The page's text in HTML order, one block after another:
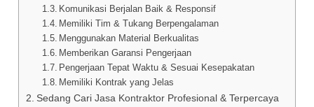
Komunikasi Berjalan Baik & Responsif
Memiliki Tim & Tukang Berpengalaman
Menggunakan Material Berkualitas
Memberikan Garansi Pengerjaan
Pengerjaan Tepat Waktu & Sesuai Kesepakatan
Memiliki Kontrak yang Jelas
Sedang Cari Jasa Kontraktor Profesional & Terpercaya